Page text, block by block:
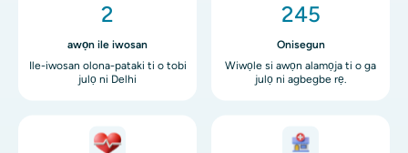
2
awọn ile iwosan
Ile-iwosan olona-pataki ti o tobi
julọ ni Delhi
245
Onisegun
Wiwọle si awọn alamọja ti o ga
julọ ni agbegbe rẹ.
aworan aworan